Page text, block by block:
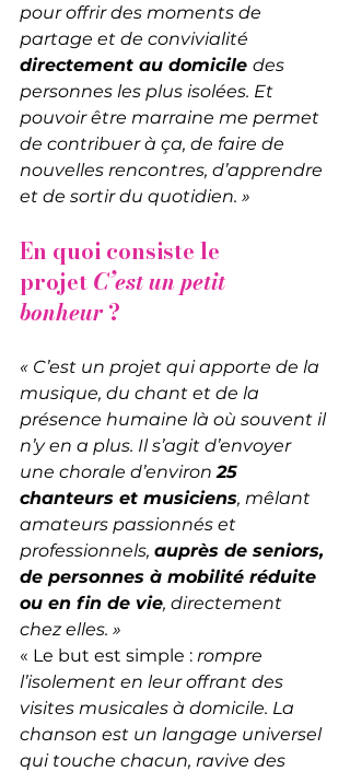
pour offrir des moments de
partage et de convivialité
directement au domicile des
personnes les plus isolées. Et
pouvoir être marraine me permet
de contribuer à ça, de faire de
nouvelles rencontres, d’apprendre
et de sortir du quotidien. »
En quoi consiste le
projet C’est un petit
bonheur ?
« C’est un projet qui apporte de la
musique, du chant et de la
présence humaine là où souvent il
n’y en a plus. Il s’agit d’envoyer
une chorale d’environ 25
chanteurs et musiciens, mêlant
amateurs passionnés et
professionnels, auprès de seniors,
de personnes à mobilité réduite
ou en fin de vie, directement
chez elles. »
« Le but est simple : rompre
l’isolement en leur offrant des
visites musicales à domicile. La
chanson est un langage universel
qui touche chacun, ravive des